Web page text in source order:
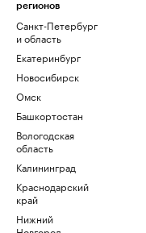
регионов
Санкт-Петербург
и область
Екатеринбург
Новосибирск
Омск
Башкортостан
Вологодская
область
Калининград
Краснодарский
край
Нижний